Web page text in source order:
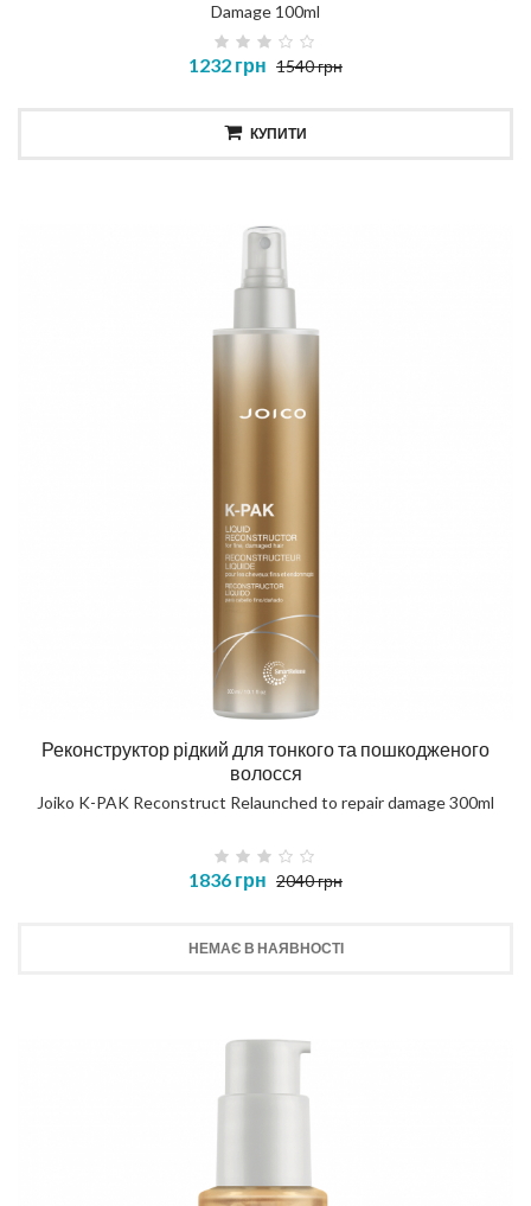
Damage 100ml
1232 грн 1540 грн
КУПИТИ
Реконструктор рідкий для тонкого та пошкодженого
волосся
Joiko K-PAK Reconstruct Relaunched to repair damage 300ml
1836 грн 2040 грн
НЕМАЄ В НАЯВНОСТІ